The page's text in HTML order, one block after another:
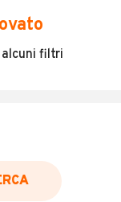
come:
la disponibilità
filtri